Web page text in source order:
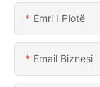
Emri I Plotë
Email Biznesi